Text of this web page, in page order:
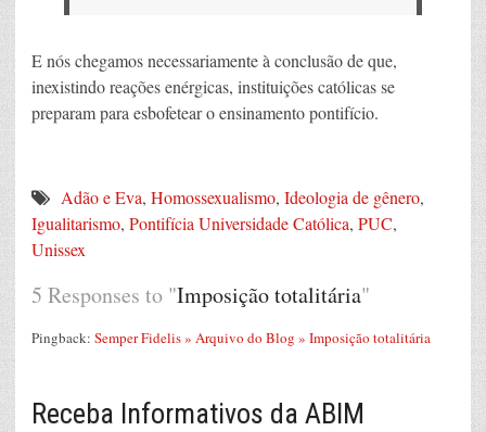
E nós chegamos necessariamente à conclusão de que,
inexistindo reações enérgicas, instituições católicas se
preparam para esbofetear o ensinamento pontifício.
Adão e Eva, Homossexualismo, Ideologia de gênero,
Igualitarismo, Pontifícia Universidade Católica, PUC,
Unissex
5 Responses to "Imposição totalitária"
Pingback: Semper Fidelis » Arquivo do Blog » Imposição totalitária
Receba Informativos da ABIM